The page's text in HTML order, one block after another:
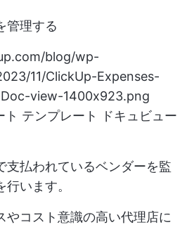
管理する
blog/wp-
11/ClickUp-Expenses-
view-1400x923.png
テンプレート ドキュビュー
支払われているベンダーを監
います。
やコスト意識の高い代理店に